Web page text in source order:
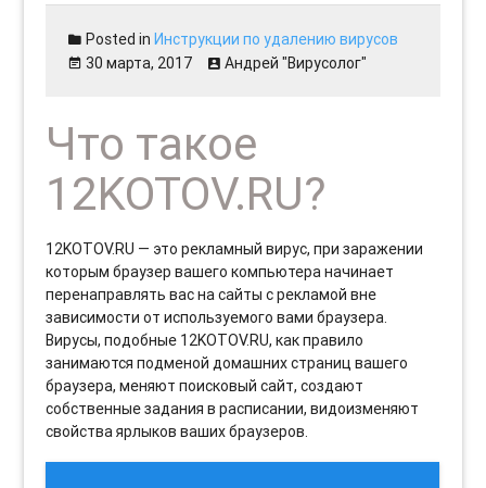
Posted inИнструкции по удалению вирусов
30 марта, 2017
Андрей "Вирусолог"
Что такое
12KOTOV.RU?
12KOTOV.RU — это рекламный вирус, при заражении
которым браузер вашего компьютера начинает
перенаправлять вас на сайты с рекламой вне
зависимости от используемого вами браузера.
Вирусы, подобные 12KOTOV.RU, как правило
занимаются подменой домашних страниц вашего
браузера, меняют поисковый сайт, создают
собственные задания в расписании, видоизменяют
свойства ярлыков ваших браузеров.